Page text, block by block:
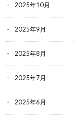
2025年10月
2025年9月
2025年8月
2025年7月
2025年6月